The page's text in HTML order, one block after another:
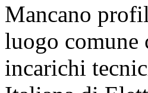
Mancano
luogo comune
incarichi